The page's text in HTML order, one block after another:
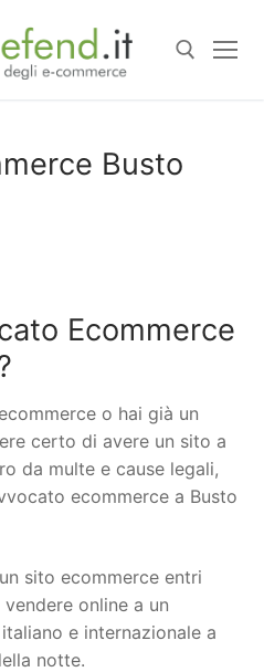
Busto
Ecommerce
o hai già un
certo di avere un sito a
da multe e cause legali,
ecommerce a Busto
sito ecommerce entri
online a un
e internazionale a
notte.